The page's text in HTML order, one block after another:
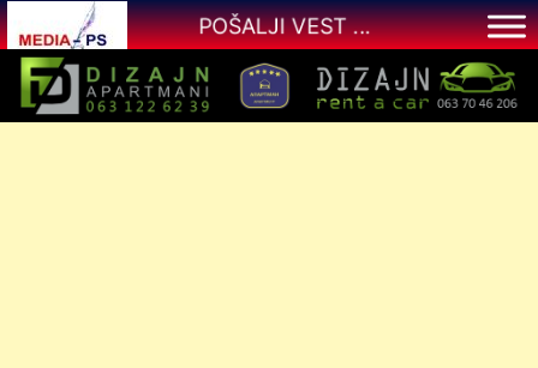
Skip
to
content
POŠALJI VEST ...